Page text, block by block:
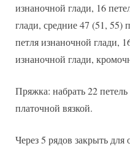
изнаночной глади, 16
глади, средние 47 (51, 55)
петля изнаночной глади,
изнаночной глади,
Пряжка: набрать 22
платочной вязкой.
Через 5 рядов закрыть